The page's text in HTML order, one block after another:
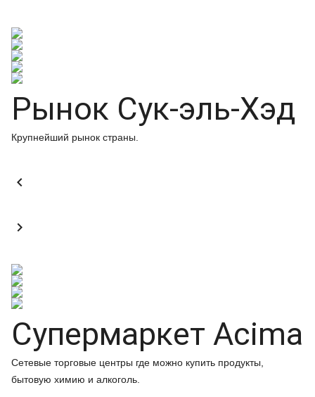
Рынок Сук-эль-Хэд
Крупнейший рынок страны.


Супермаркет Acima
Сетевые торговые центры где можно купить продукты,
бытовую химию и алкоголь.